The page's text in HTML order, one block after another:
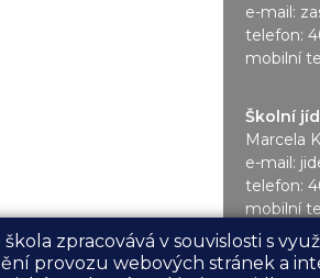
e-mail:
telefon:
mobilní
Školní
Marcela
e-mail:
telefon:
mobilní
škola zpracovává v souvislosti s
provozu webových stránek a